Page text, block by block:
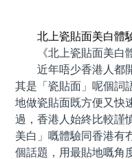
北上瓷貼面美白體
《北上瓷貼面美白體
近年唔少香港人都開
其是「瓷貼面」呢個詞
地做瓷貼面既方便又快
過，香港人始終比較謹
美白」嘅體驗同香港有
個話題，用最貼地嘅角